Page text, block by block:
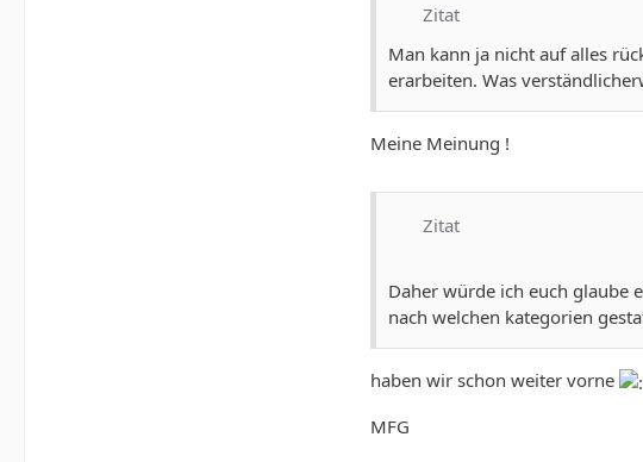
Zitat
Man kann ja nicht auf alles
erarbeiten. Was
Meine Meinung !
Zitat
Daher würde ich euch glaube
nach welchen kategorien
haben wir schon weiter vorne
MFG